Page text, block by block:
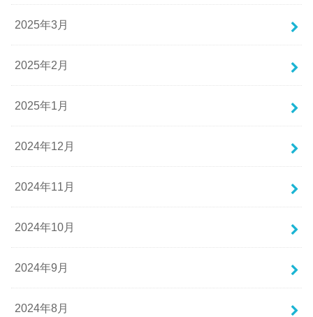
2025年3月
2025年2月
2025年1月
2024年12月
2024年11月
2024年10月
2024年9月
2024年8月